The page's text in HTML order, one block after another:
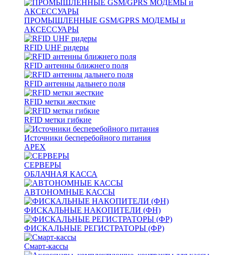
ПРОМЫШЛЕННЫЕ GSM/GPRS МОДЕМЫ и
АКСЕССУАРЫ
RFID UHF ридеры
RFID антенны ближнего поля
RFID антенны дальнего поля
RFID метки жесткие
RFID метки гибкие
Источники бесперебойного питания
APEX
СЕРВЕРЫ
ОБЛАЧНАЯ КАССА
АВТОНОМНЫЕ КАССЫ
ФИСКАЛЬНЫЕ НАКОПИТЕЛИ (ФН)
ФИСКАЛЬНЫЕ РЕГИСТРАТОРЫ (ФР)
Смарт-кассы